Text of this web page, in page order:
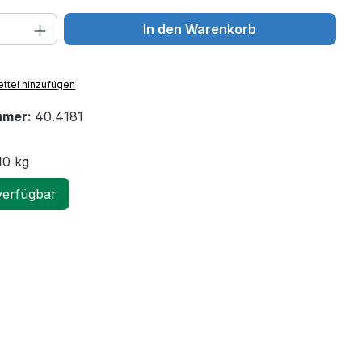
Anzahl: Gib den gewünschten Wert
In den Warenkorb
hinzufügen
40.4181
kg